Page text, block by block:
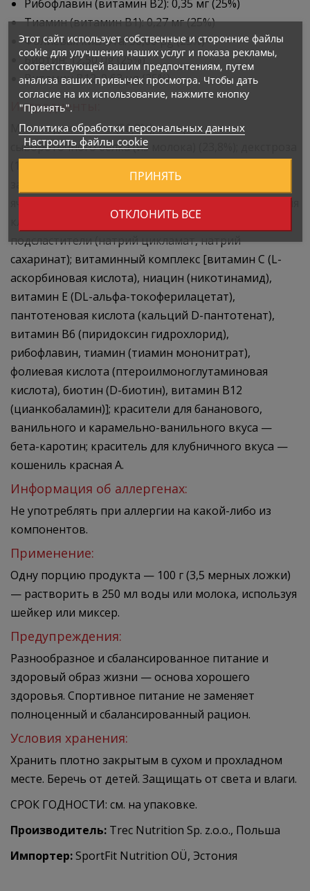
Рибофлавин (витамин B2): 0,35 мг (25%)
Тиамин (витамин B1): 0,27 мг (25%)
Фолиевая кислота: 50,00 µg (25%)
Биотин: 12,50 µg (25%)
Витамин B12: 0,63 µg (25%)
Ингредиенты:
Мальтодекстрины (56,9%); концентрат
сывороточного белка (из молока) (23,8%); декстроза
загуститель — модифицированный крахмал (из
ячменя); ароматизаторы; регулятор кислотности для
клубничного вкуса — лимонная кислота;
подсластители (натрий цикламат, натрий
сахаринат); витаминный комплекс [витамин C (L-
аскорбиновая кислота), ниацин (никотинамид),
витамин E (DL-альфа-токоферилацетат),
пантотеновая кислота (кальций D-пантотенат),
витамин B6 (пиридоксин гидрохлорид),
рибофлавин, тиамин (тиамин мононитрат),
фолиевая кислота (птероилмоноглутаминовая
кислота), биотин (D-биотин), витамин B12
(цианкобаламин)]; красители для бананового,
ванильного и карамельно-ванильного вкуса —
бета-каротин; краситель для клубничного вкуса —
кошениль красная А.
Информация об аллергенах:
Не употреблять при аллергии на какой-либо из
компонентов.
Применение:
Одну порцию продукта — 100 г (3,5 мерных ложки)
— растворить в 250 мл воды или молока, используя
шейкер или миксер.
Предупреждения:
Разнообразное и сбалансированное питание и
здоровый образ жизни — основа хорошего
здоровья. Спортивное питание не заменяет
полноценный и сбалансированный рацион.
Условия хранения:
Хранить плотно закрытым в сухом и прохладном
месте. Беречь от детей. Защищать от света и влаги.
СРОК ГОДНОСТИ: см. на упаковке.
Производитель: Trec Nutrition Sp. z.o.o., Польша
Импортер:SportFit Nutrition OÜ, Эстония
Этот сайт использует собственные и сторонние файлы
cookie для улучшения наших услуг и показа рекламы,
соответствующей вашим предпочтениям, путем
анализа ваших привычек просмотра. Чтобы дать
согласие на их использование, нажмите кнопку
"Принять".
Политика обработки персональных данных
Настроить файлы cookie
ОТКЛОНИТЬ ВСЕ
ПРИНЯТЬ